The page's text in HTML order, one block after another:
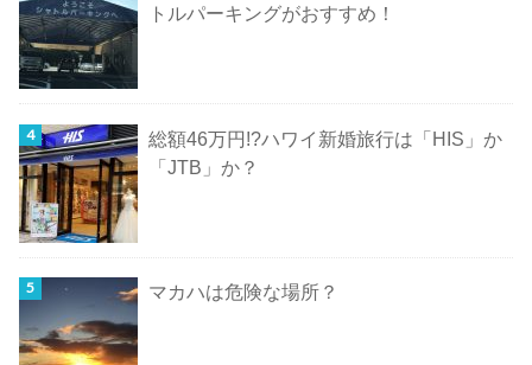
トルパーキングがおすすめ！
総額46万円!?ハワイ新婚旅行は「HIS」か
「JTB」か？
マカハは危険な場所？